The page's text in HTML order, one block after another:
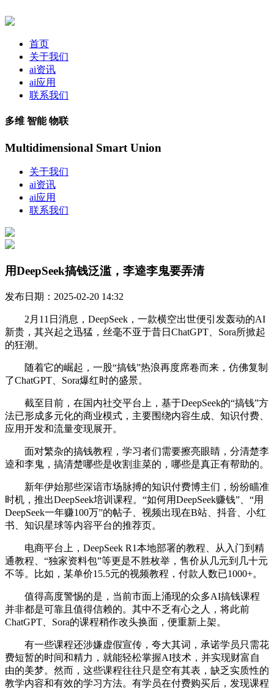
首页
关于我们
ai资讯
ai应用
联系我们
多维 智能 物联
Multidimensional Smart Union
关于我们
ai资讯
ai应用
联系我们
用DeepSeek搞钱泛滥，李逵李鬼要弄清
发布日期：2025-02-20 14:32
2月11日消息，DeepSeek，一款横空出世便引发轰动的AI
新贵，其兴起之迅猛，丝毫不亚于昔日ChatGPT、Sora所掀起
的狂潮。
随着它的崛起，一股“搞钱”热浪再度席卷而来，仿佛复制
了ChatGPT、Sora爆红时的盛景。
截至目前，在国内社交平台上，基于DeepSeek的“搞钱”方
法已形成多元化的商业模式，主要围绕内容生成、知识付费、
应用开发和流量变现展开。
面对繁杂的搞钱教程，学习者们需要擦亮眼睛，分清楚李
逵和李鬼，搞清楚哪些是收割韭菜的，哪些是真正有帮助的。
新年伊始那些深谙市场脉搏的知识付费博主们，纷纷瞄准
时机，推出DeepSeek培训课程。“如何用DeepSeek赚钱”、“用
DeepSeek一年赚100万”的帖子、视频出现在B站、抖音、小红
书、知识星球等内容平台的推荐页。
电商平台上，DeepSeek R1本地部署的教程、从入门到精
通教程、“独家资料包”等更是不胜枚举，售价从几元到几十元
不等。比如，某单价15.5元的视频教程，付款人数已1000+。
值得高度警惕的是，当前市面上涌现的众多AI搞钱课程
并非都是可靠且值得信赖的。其中不乏有心之人，将此前
ChatGPT、Sora的课程稍作改头换面，便重新上架。
有一些课程还涉嫌虚假宣传，夸大其词，承诺学员只需花
费短暂的时间和精力，就能轻松掌握AI技术，并实现财富自
由的美梦。然而，这些课程往往只是空有其表，缺乏实质性的
教学内容和有效的学习方法。有学员在付费购买后，发现课程